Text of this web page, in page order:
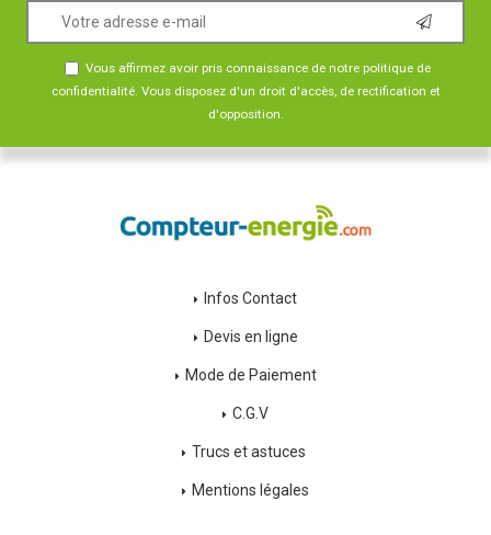
Vous affirmez avoir pris connaissance de notre politique de
confidentialité. Vous disposez d'un droit d'accès, de rectification et
d'opposition.
Infos Contact
Devis en ligne
Mode de Paiement
C.G.V
Trucs et astuces
Mentions légales